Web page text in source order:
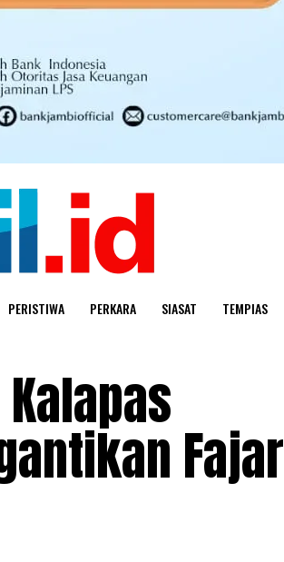
PERISTIWA PERKARA SIASAT TEMPIAS
Fajar